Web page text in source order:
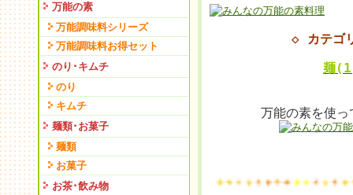
万能の素
万能調味料シリーズ
万能調味料お得セット
のり･キムチ
のり
キムチ
麺類･お菓子
麺類
お菓子
お茶･飲み物
◇ カテゴ
麺
万能の素を使っ